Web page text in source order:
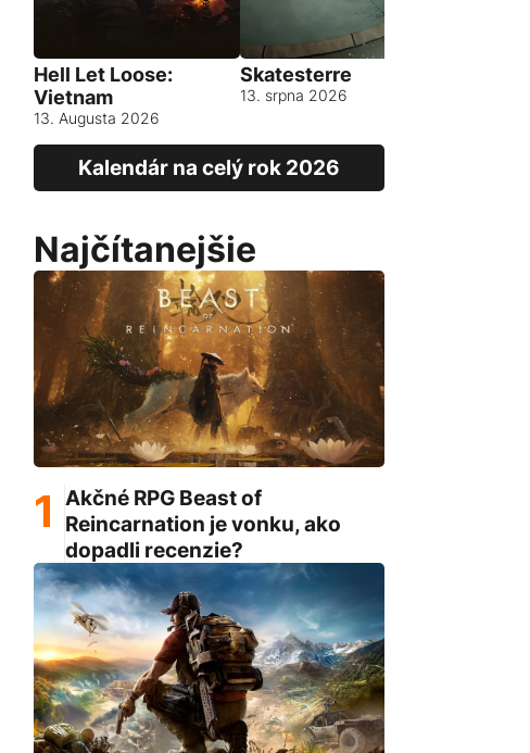
Hell Let Loose:
Vietnam
13. Augusta 2026
Skatesterre
13. srpna 2026
Kalendár na celý rok 2026
Najčítanejšie
Akčné RPG Beast of
Reincarnation je vonku, ako
dopadli recenzie?